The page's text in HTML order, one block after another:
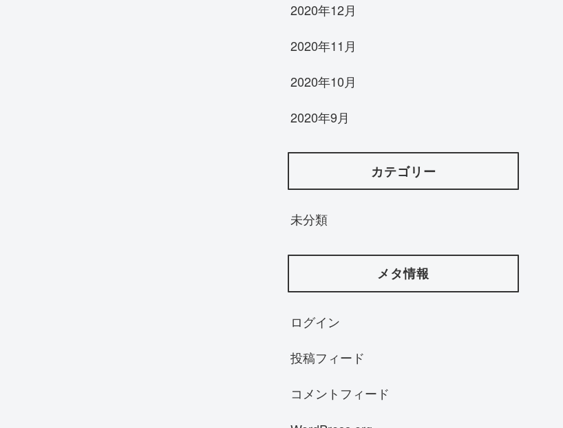
2020年12月
2020年11月
2020年10月
2020年9月
カテゴリー
未分類
メタ情報
ログイン
投稿フィード
コメントフィード